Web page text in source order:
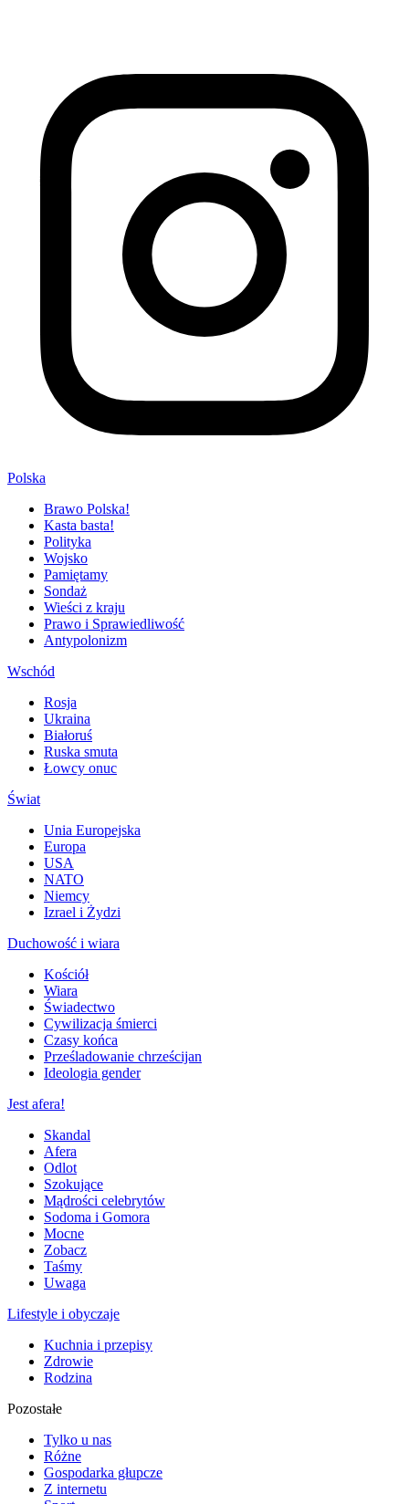
Polska
Brawo Polska!
Kasta basta!
Polityka
Wojsko
Pamiętamy
Sondaż
Wieści z kraju
Prawo i Sprawiedliwość
Antypolonizm
Wschód
Rosja
Ukraina
Białoruś
Ruska smuta
Łowcy onuc
Świat
Unia Europejska
Europa
USA
NATO
Niemcy
Izrael i Żydzi
Duchowość i wiara
Kościół
Wiara
Świadectwo
Cywilizacja śmierci
Czasy końca
Prześladowanie chrześcijan
Ideologia gender
Jest afera!
Skandal
Afera
Odlot
Szokujące
Mądrości celebrytów
Sodoma i Gomora
Mocne
Zobacz
Taśmy
Uwaga
Lifestyle i obyczaje
Kuchnia i przepisy
Zdrowie
Rodzina
Pozostałe
Tylko u nas
Różne
Gospodarka głupcze
Z internetu